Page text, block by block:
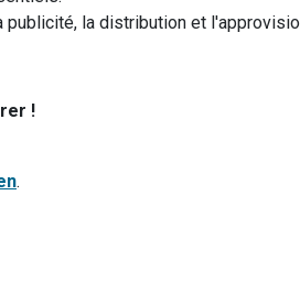
la distribution et
!
.